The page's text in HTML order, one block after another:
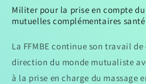
Militer pour la prise en compte
mutuelles complémentaires santé
La FFMBE continue son travail
direction du monde mutualiste
à la prise en charge du massage